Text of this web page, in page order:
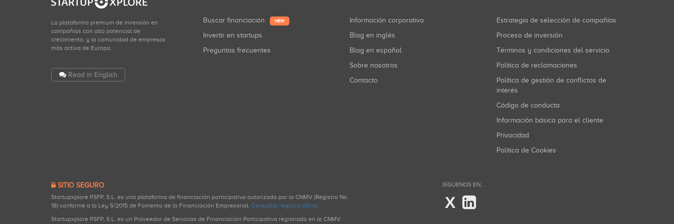
La plataforma premium de inversión en
compañías con alto potencial de
crecimiento, y la comunidad de empresas
más activa de Europa.
Read in English
Buscar financiación NEW
Invertir en startups
Preguntas frecuentes
Información corporativa
Blog en inglés
Blog en español
Sobre nosotros
Contacto
Estrategia de selección de compañías
Proceso de inversión
Términos y condiciones del servicio
Política de reclamaciones
Política de gestión de conflictos de
interés
Código de conducta
Información básica para el cliente
Privacidad
Política de Cookies
SITIO SEGURO
Startupxplore PSFP, S.L. es una plataforma de financiación participativa autorizada por la CNMV (Registro No.
18) conforme a la Ley 5/2015 de Fomento de la Financiación Empresarial. Consultar registro oficial.
Startupxplore PSFP, S.L. es un Proveedor de Servicios de Financiación Participativa registrado en la CNMV
SÍGUENOS EN...
X